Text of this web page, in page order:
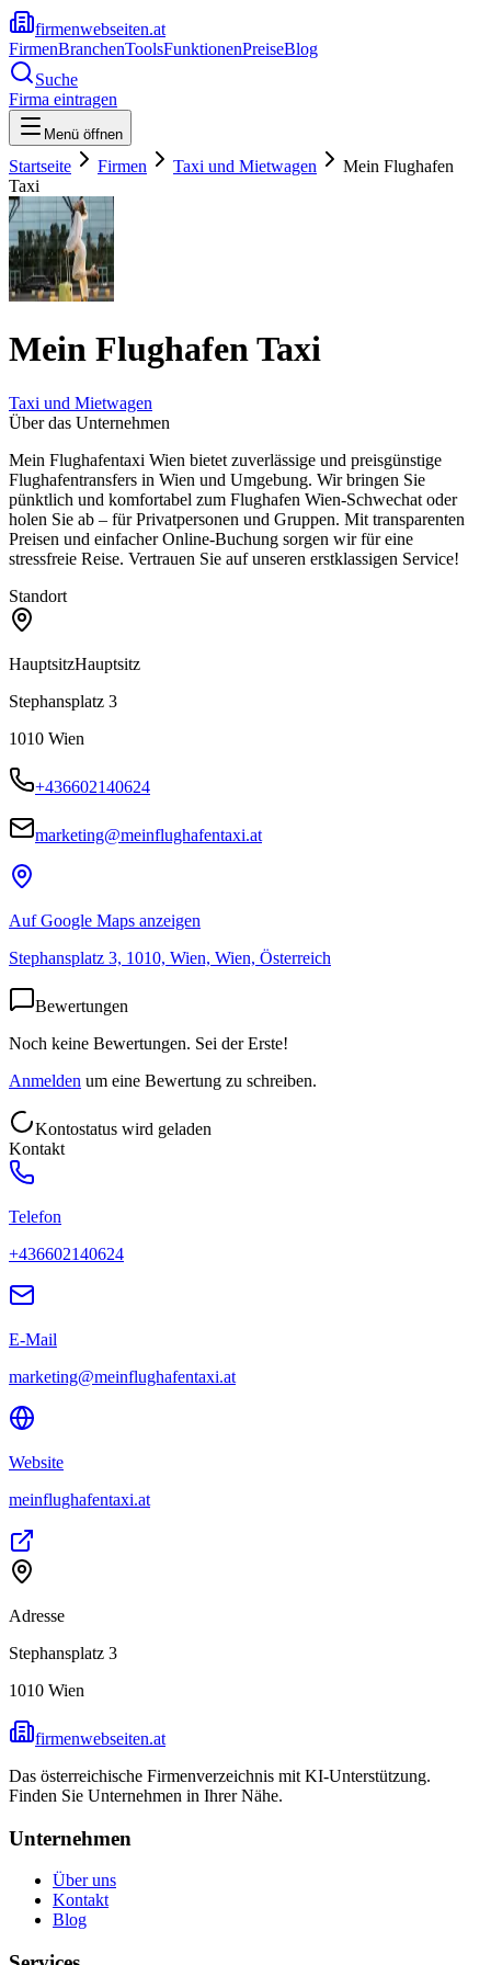
firmenwebseiten.at
FirmenBranchenToolsFunktionenPreiseBlog
Suche
Firma eintragen
Menü öffnen
Startseite Firmen Taxi und Mietwagen
Mein Flughafen
Taxi
Mein Flughafen Taxi
Taxi und Mietwagen
Über das Unternehmen
Mein Flughafentaxi Wien bietet zuverlässige und preisgünstige
Flughafentransfers in Wien und Umgebung. Wir bringen Sie
pünktlich und komfortabel zum Flughafen Wien-Schwechat oder
holen Sie ab – für Privatpersonen und Gruppen. Mit transparenten
Preisen und einfacher Online-Buchung sorgen wir für eine
stressfreie Reise. Vertrauen Sie auf unseren erstklassigen Service!
Standort
HauptsitzHauptsitz
Stephansplatz 3
1010 Wien
+436602140624
marketing@meinflughafentaxi.at
Auf Google Maps anzeigen
Stephansplatz 3, 1010, Wien, Wien, Österreich
Bewertungen
Noch keine Bewertungen. Sei der Erste!
Anmelden um eine Bewertung zu schreiben.
Kontostatus wird geladen
Kontakt
Telefon
+436602140624
E-Mail
marketing@meinflughafentaxi.at
Website
meinflughafentaxi.at
Adresse
Stephansplatz 3
1010 Wien
firmenwebseiten.at
Das österreichische Firmenverzeichnis mit KI-Unterstützung.
Finden Sie Unternehmen in Ihrer Nähe.
Unternehmen
Über uns
Kontakt
Blog